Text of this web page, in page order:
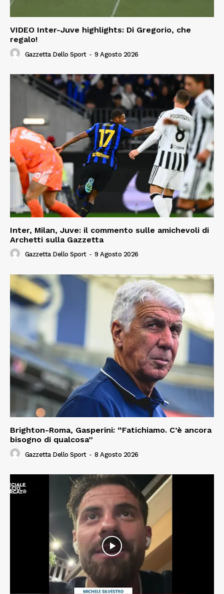
VIDEO Inter-Juve highlights: Di Gregorio, che
regalo!
Gazzetta Dello Sport - 9 Agosto 2026
Inter, Milan, Juve: il commento sulle amichevoli di
Archetti sulla Gazzetta
Gazzetta Dello Sport - 9 Agosto 2026
Brighton-Roma, Gasperini: “Fatichiamo. C’è ancora
bisogno di qualcosa”
Gazzetta Dello Sport - 8 Agosto 2026